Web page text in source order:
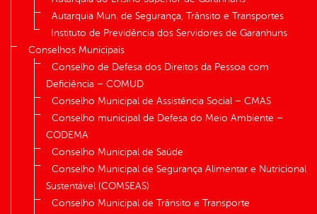
Autarquia Mun. de Segurança, Trânsito e Transportes
Instituto de Previdência dos Servidores de Garanhuns
Conselhos Municipais
Conselho de Defesa dos Direitos da Pessoa com
Deficiência – COMUD
Conselho Municipal de Assistência Social – CMAS
Conselho municipal de Defesa do Meio Ambiente –
CODEMA
Conselho Municipal de Saúde
Conselho Municipal de Segurança Alimentar e Nutricional
Sustentável (COMSEAS)
Conselho Municipal de Trânsito e Transporte